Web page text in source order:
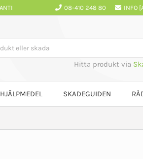
08-410 248 80 INFO
Hitta produkt via
SKADEGUIDEN